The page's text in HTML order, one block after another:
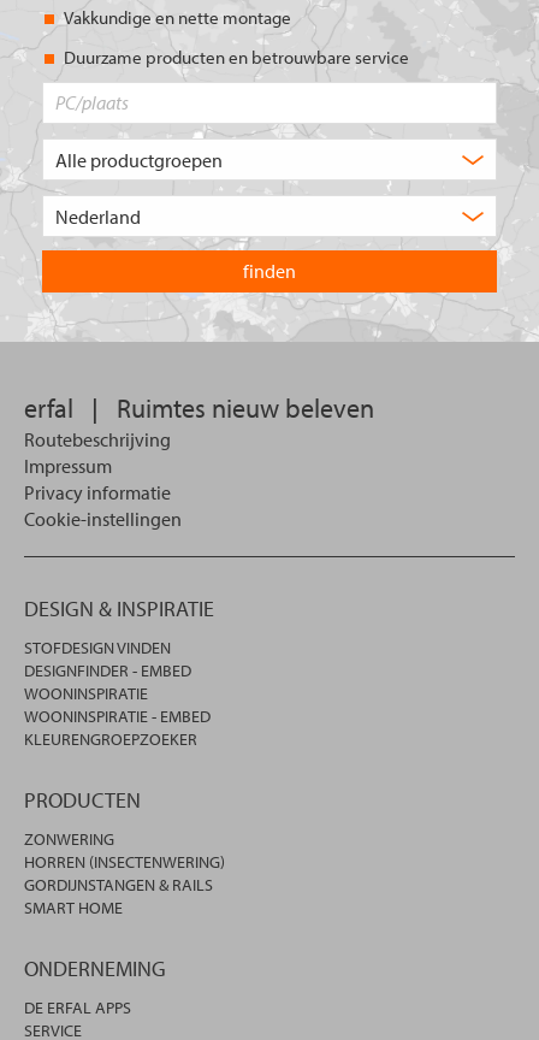
Vakkundige en nette montage
Duurzame producten en betrouwbare service
product
u?
land
waarin
u
wilt
zoeken.
erfal | Ruimtes nieuw beleven
Routebeschrijving
Impressum
Privacy informatie
Cookie-instellingen
DESIGN & INSPIRATIE
STOFDESIGN VINDEN
DESIGNFINDER - EMBED
WOONINSPIRATIE
WOONINSPIRATIE - EMBED
KLEURENGROEPZOEKER
PRODUCTEN
ZONWERING
HORREN (INSECTENWERING)
GORDIJNSTANGEN & RAILS
SMART HOME
ONDERNEMING
DE ERFAL APPS
SERVICE